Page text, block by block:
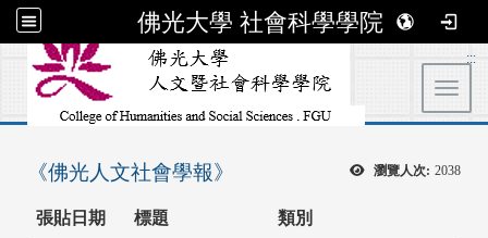
佛光大學 社會科學學院
:::
瀏覽人次: 2038
《佛光人文社會學報》
張貼日期 標題 類別